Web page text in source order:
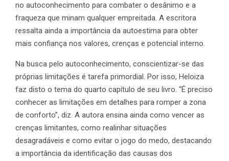
no autoconhecimento para combater o desânimo e a
fraqueza que minam qualquer empreitada. A escritora
ressalta ainda a importância da autoestima para obter
mais confiança nos valores, crenças e potencial interno.
Na busca pelo autoconhecimento, conscientizar-se das
próprias limitações é tarefa primordial. Por isso, Heloiza
faz disto o tema do quarto capítulo de seu livro. “É preciso
conhecer as limitações em detalhes para romper a zona
de conforto”, diz. A autora ensina ainda como vencer as
crenças limitantes, como realinhar situações
desagradáveis e como evitar o jogo do medo, destacando
a importância da identificação das causas dos